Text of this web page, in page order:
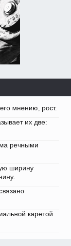
мнению, рост.
их две:
речными
ширину
каретой